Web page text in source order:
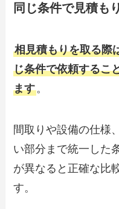
同じ条件で見積も
相見積もりを取る際
じ条件で依頼するこ
ます。
間取りや設備の仕様
い部分まで統一した
が異なると正確な比
す。